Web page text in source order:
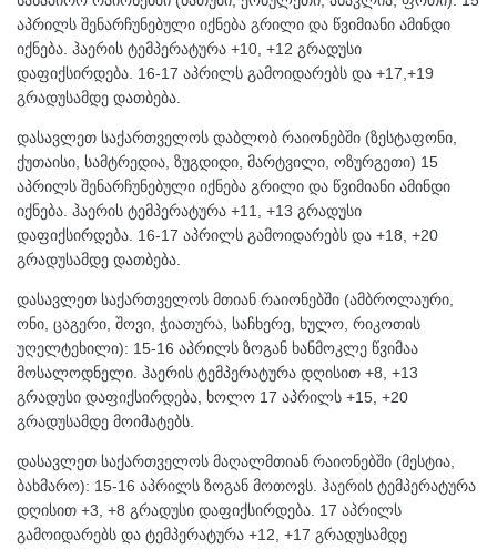
აპრილს შენარჩუნებული იქნება გრილი და წვიმიანი ამინდი
იქნება. ჰაერის ტემპერატურა +10, +12 გრადუსი
დაფიქსირდება. 16-17 აპრილს გამოიდარებს და +17,+19
გრადუსამდე დათბება.
დასავლეთ საქართველოს დაბლობ რაიონებში (ზესტაფონი,
ქუთაისი, სამტრედია, ზუგდიდი, მარტვილი, ოზურგეთი) 15
აპრილს შენარჩუნებული იქნება გრილი და წვიმიანი ამინდი
იქნება. ჰაერის ტემპერატურა +11, +13 გრადუსი
დაფიქსირდება. 16-17 აპრილს გამოიდარებს და +18, +20
გრადუსამდე დათბება.
დასავლეთ საქართველოს მთიან რაიონებში (ამბროლაური,
ონი, ცაგერი, შოვი, ჭიათურა, საჩხერე, ხულო, რიკოთის
უღელტეხილი): 15-16 აპრილს ზოგან ხანმოკლე წვიმაა
მოსალოდნელი. ჰაერის ტემპერატურა დღისით +8, +13
გრადუსი დაფიქსირდება, ხოლო 17 აპრილს +15, +20
გრადუსამდე მოიმატებს.
დასავლეთ საქართველოს მაღალმთიან რაიონებში (მესტია,
ბახმარო): 15-16 აპრილს ზოგან მოთოვს. ჰაერის ტემპერატურა
დღისით +3, +8 გრადუსი დაფიქსირდება. 17 აპრილს
გამოიდარებს და ტემპერატურა +12, +17 გრადუსამდე